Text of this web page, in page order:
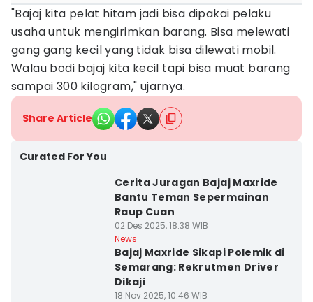
"Bajaj kita pelat hitam jadi bisa dipakai pelaku
usaha untuk mengirimkan barang. Bisa melewati
gang gang kecil yang tidak bisa dilewati mobil.
Walau bodi bajaj kita kecil tapi bisa muat barang
sampai 300 kilogram," ujarnya.
Share Article
Curated For You
Cerita Juragan Bajaj Maxride
Bantu Teman Sepermainan
Raup Cuan
02 Des 2025, 18:38 WIB
News
Bajaj Maxride Sikapi Polemik di
Semarang: Rekrutmen Driver
Dikaji
18 Nov 2025, 10:46 WIB